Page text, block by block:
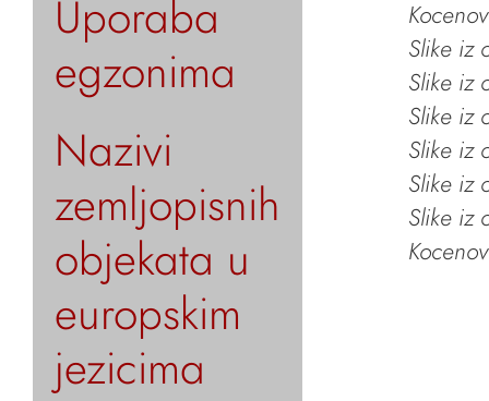
Uporaba
egzonima
Nazivi
zemljopisnih
objekata u
europskim
jezicima
Slike iz
Slike iz
Slike iz
Slike iz
Slike iz
Slike iz